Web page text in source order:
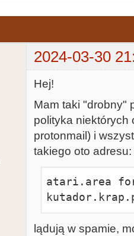
2024-03-30
Hej!
Mam taki "drobny"
polityka niektórych
protonmail) i
takiego oto adresu:
atari.area
lądują w spamie,